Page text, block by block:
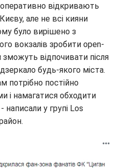
відкривають
але не всі кияни
було вирішено з
вокзалів зробити open-
відпочивати після
будь-якого міста.
потрібно постійно
і намагатися обходити
у групі Los